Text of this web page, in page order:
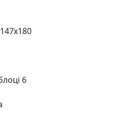
147х180
6